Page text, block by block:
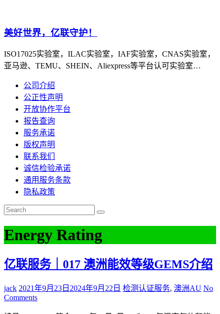
美好世界，亿联守护！
ISO17025实验室，ILAC实验室，IAF实验室，CNAS实验室，
亚马逊、TEMU、SHEIN、Aliexpress等平台认可实验室…
公司介绍
公正性声明
开放协作平台
报告查询
服务承诺
版权声明
联系我们
诚信检验承诺
通用服务条款
隐私政策
Energy Rating
亿联服务｜017 澳洲能效等级GEMS介绍
jack 2021年9月23日 2024年9月22日 检测认证服务, 澳洲AU No
Comments